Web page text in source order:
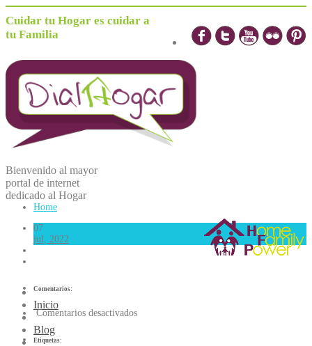
Cuidar tu Hogar es cuidar a
tu Familia
Bienvenido al mayor
portal de internet
dedicado al Hogar
Inicio
Blog
Home
07
jul, 2022
Comentarios:
Comentarios desactivados
Etiquetas: